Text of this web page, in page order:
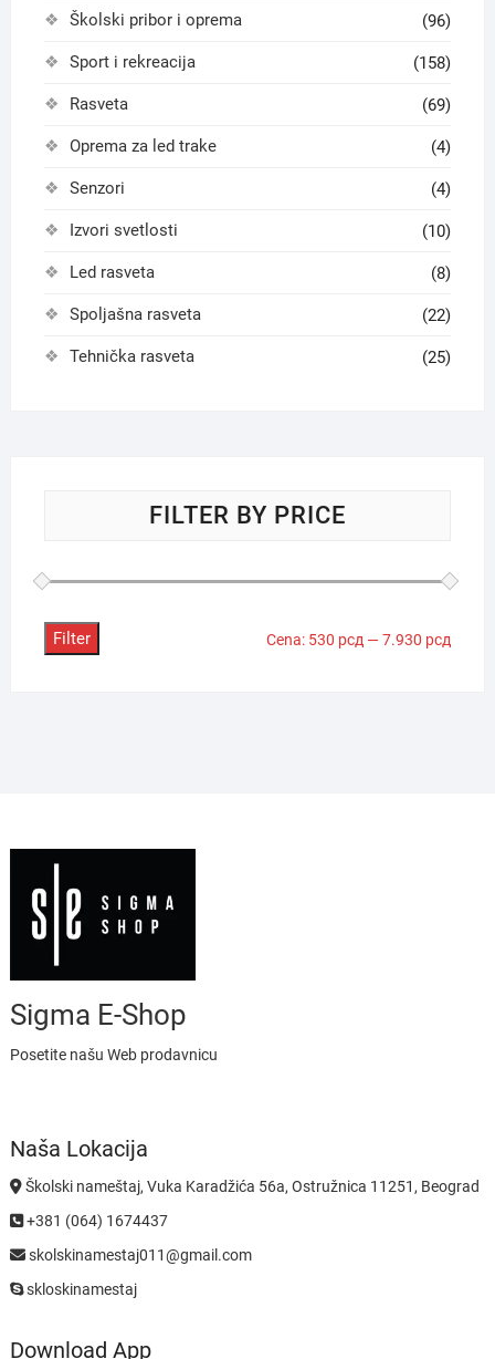
Školski pribor i oprema (96)
Sport i rekreacija (158)
Rasveta (69)
Oprema za led trake (4)
Senzori (4)
Izvori svetlosti (10)
Led rasveta (8)
Spoljašna rasveta (22)
Tehnička rasveta (25)
FILTER BY PRICE
Filter Cena: 530 рсд —7.930 рсд
Sigma E-Shop
Posetite našu Web prodavnicu
Naša Lokacija
Školski nameštaj, Vuka Karadžića 56a, Ostružnica 11251, Beograd
+381 (064) 1674437
skolskinamestaj011@gmail.com
skloskinamestaj
Download App